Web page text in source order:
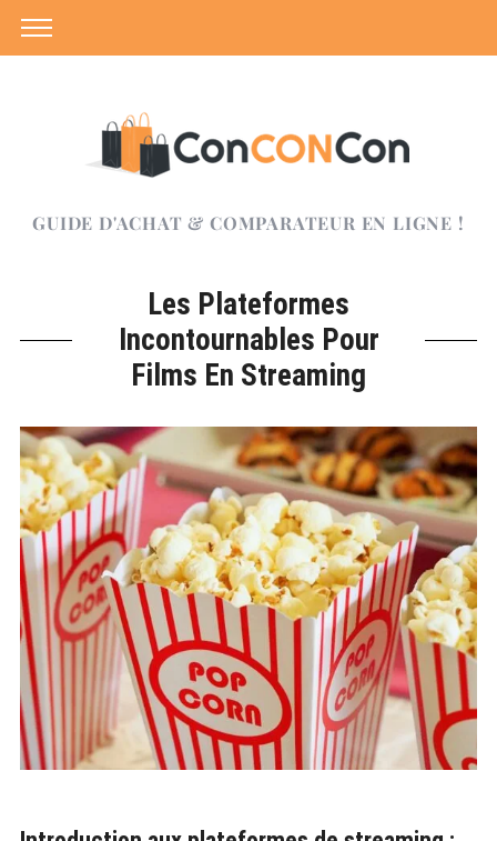
GUIDE D'ACHAT & COMPARATEUR EN LIGNE !
Les Plateformes
Incontournables Pour
Films En Streaming